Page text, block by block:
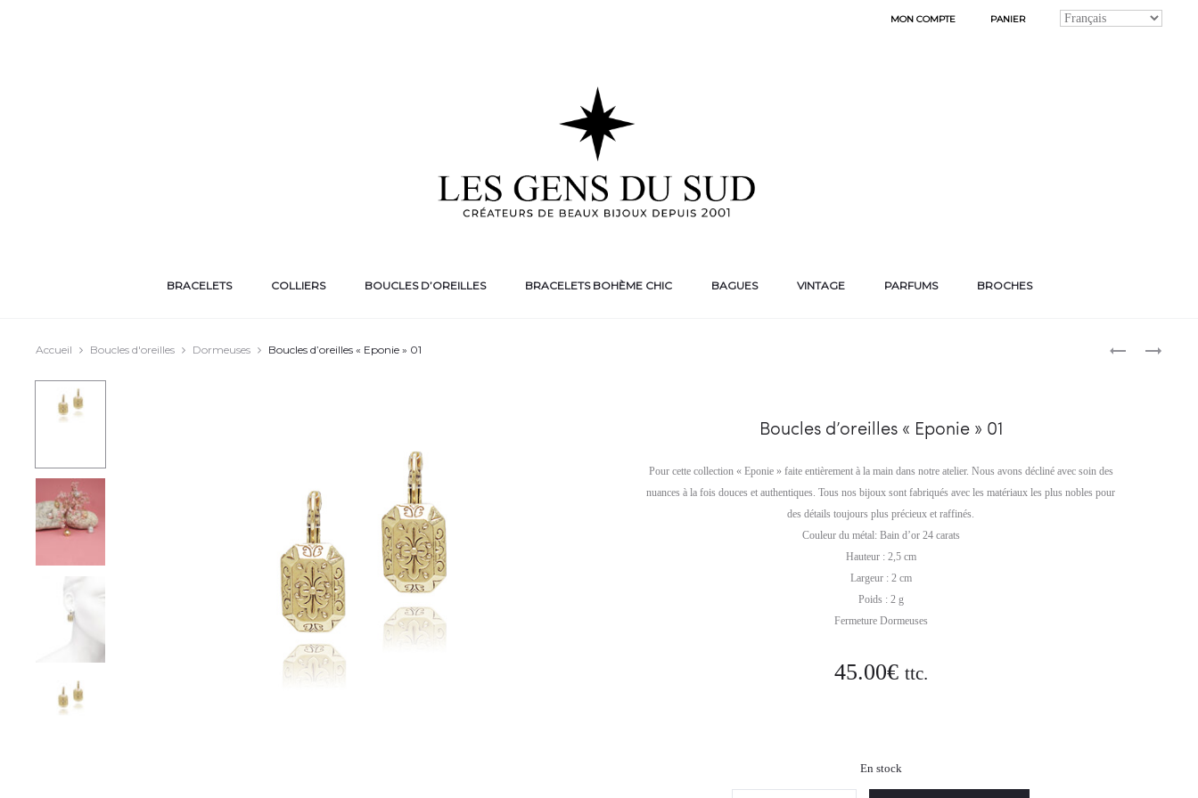
MON COMPTE PANIER
BRACELETS COLLIERS BOUCLES D’OREILLES BRACELETS BOHÈME CHIC BAGUES VINTAGE PARFUMS BROCHES
BOUCLES
BOUCLES
Accueil Boucles d'oreilles Dormeuses Boucles d’oreilles « Eponie » 01
Boucles d’oreilles « Eponie » 01
Pour cette collection « Eponie » faite entièrement à la main dans notre atelier. Nous avons décliné avec soin des
nuances à la fois douces et authentiques. Tous nos bijoux sont fabriqués avec les matériaux les plus nobles pour
des détails toujours plus précieux et raffinés.
Couleur du métal: Bain d’or 24 carats
Hauteur : 2,5 cm
Largeur : 2 cm
Poids : 2 g
Fermeture Dormeuses
45.00€ ttc.
En stock